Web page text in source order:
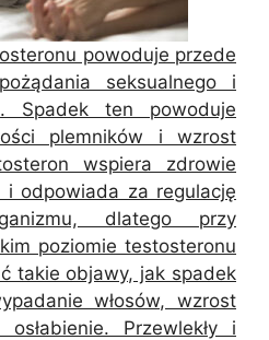
powoduje przede
seksualnego i
Spadek ten powoduje
plemników i wzrost
wspiera zdrowie
i odpowiada za regulację
dlatego przy
poziomie testosteronu
takie objawy, jak spadek
włosów, wzrost
Przewlekły i